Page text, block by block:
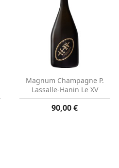
Aperçu rapide
Magnum Champagne P.
Lassalle-Hanin Le XV
90,00 €